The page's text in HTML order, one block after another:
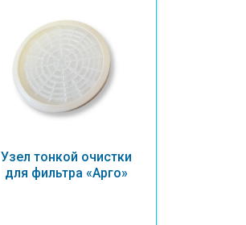
Узел тонкой очистки
для фильтра «Арго»